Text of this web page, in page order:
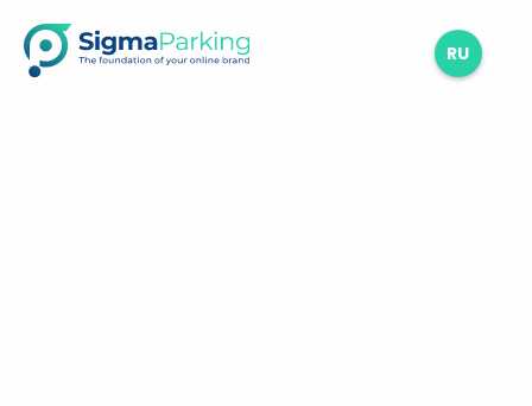
RU